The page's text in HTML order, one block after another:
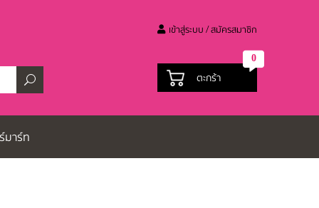
เข้าสู่ระบบ / สมัครสมาชิก
ตะกร้า
0
มาร์ท